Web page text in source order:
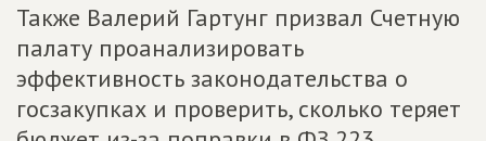
Также Валерий Гартунг призвал Счетную
палату проанализировать
эффективность законодательства о
госзакупках и проверить, сколько теряет